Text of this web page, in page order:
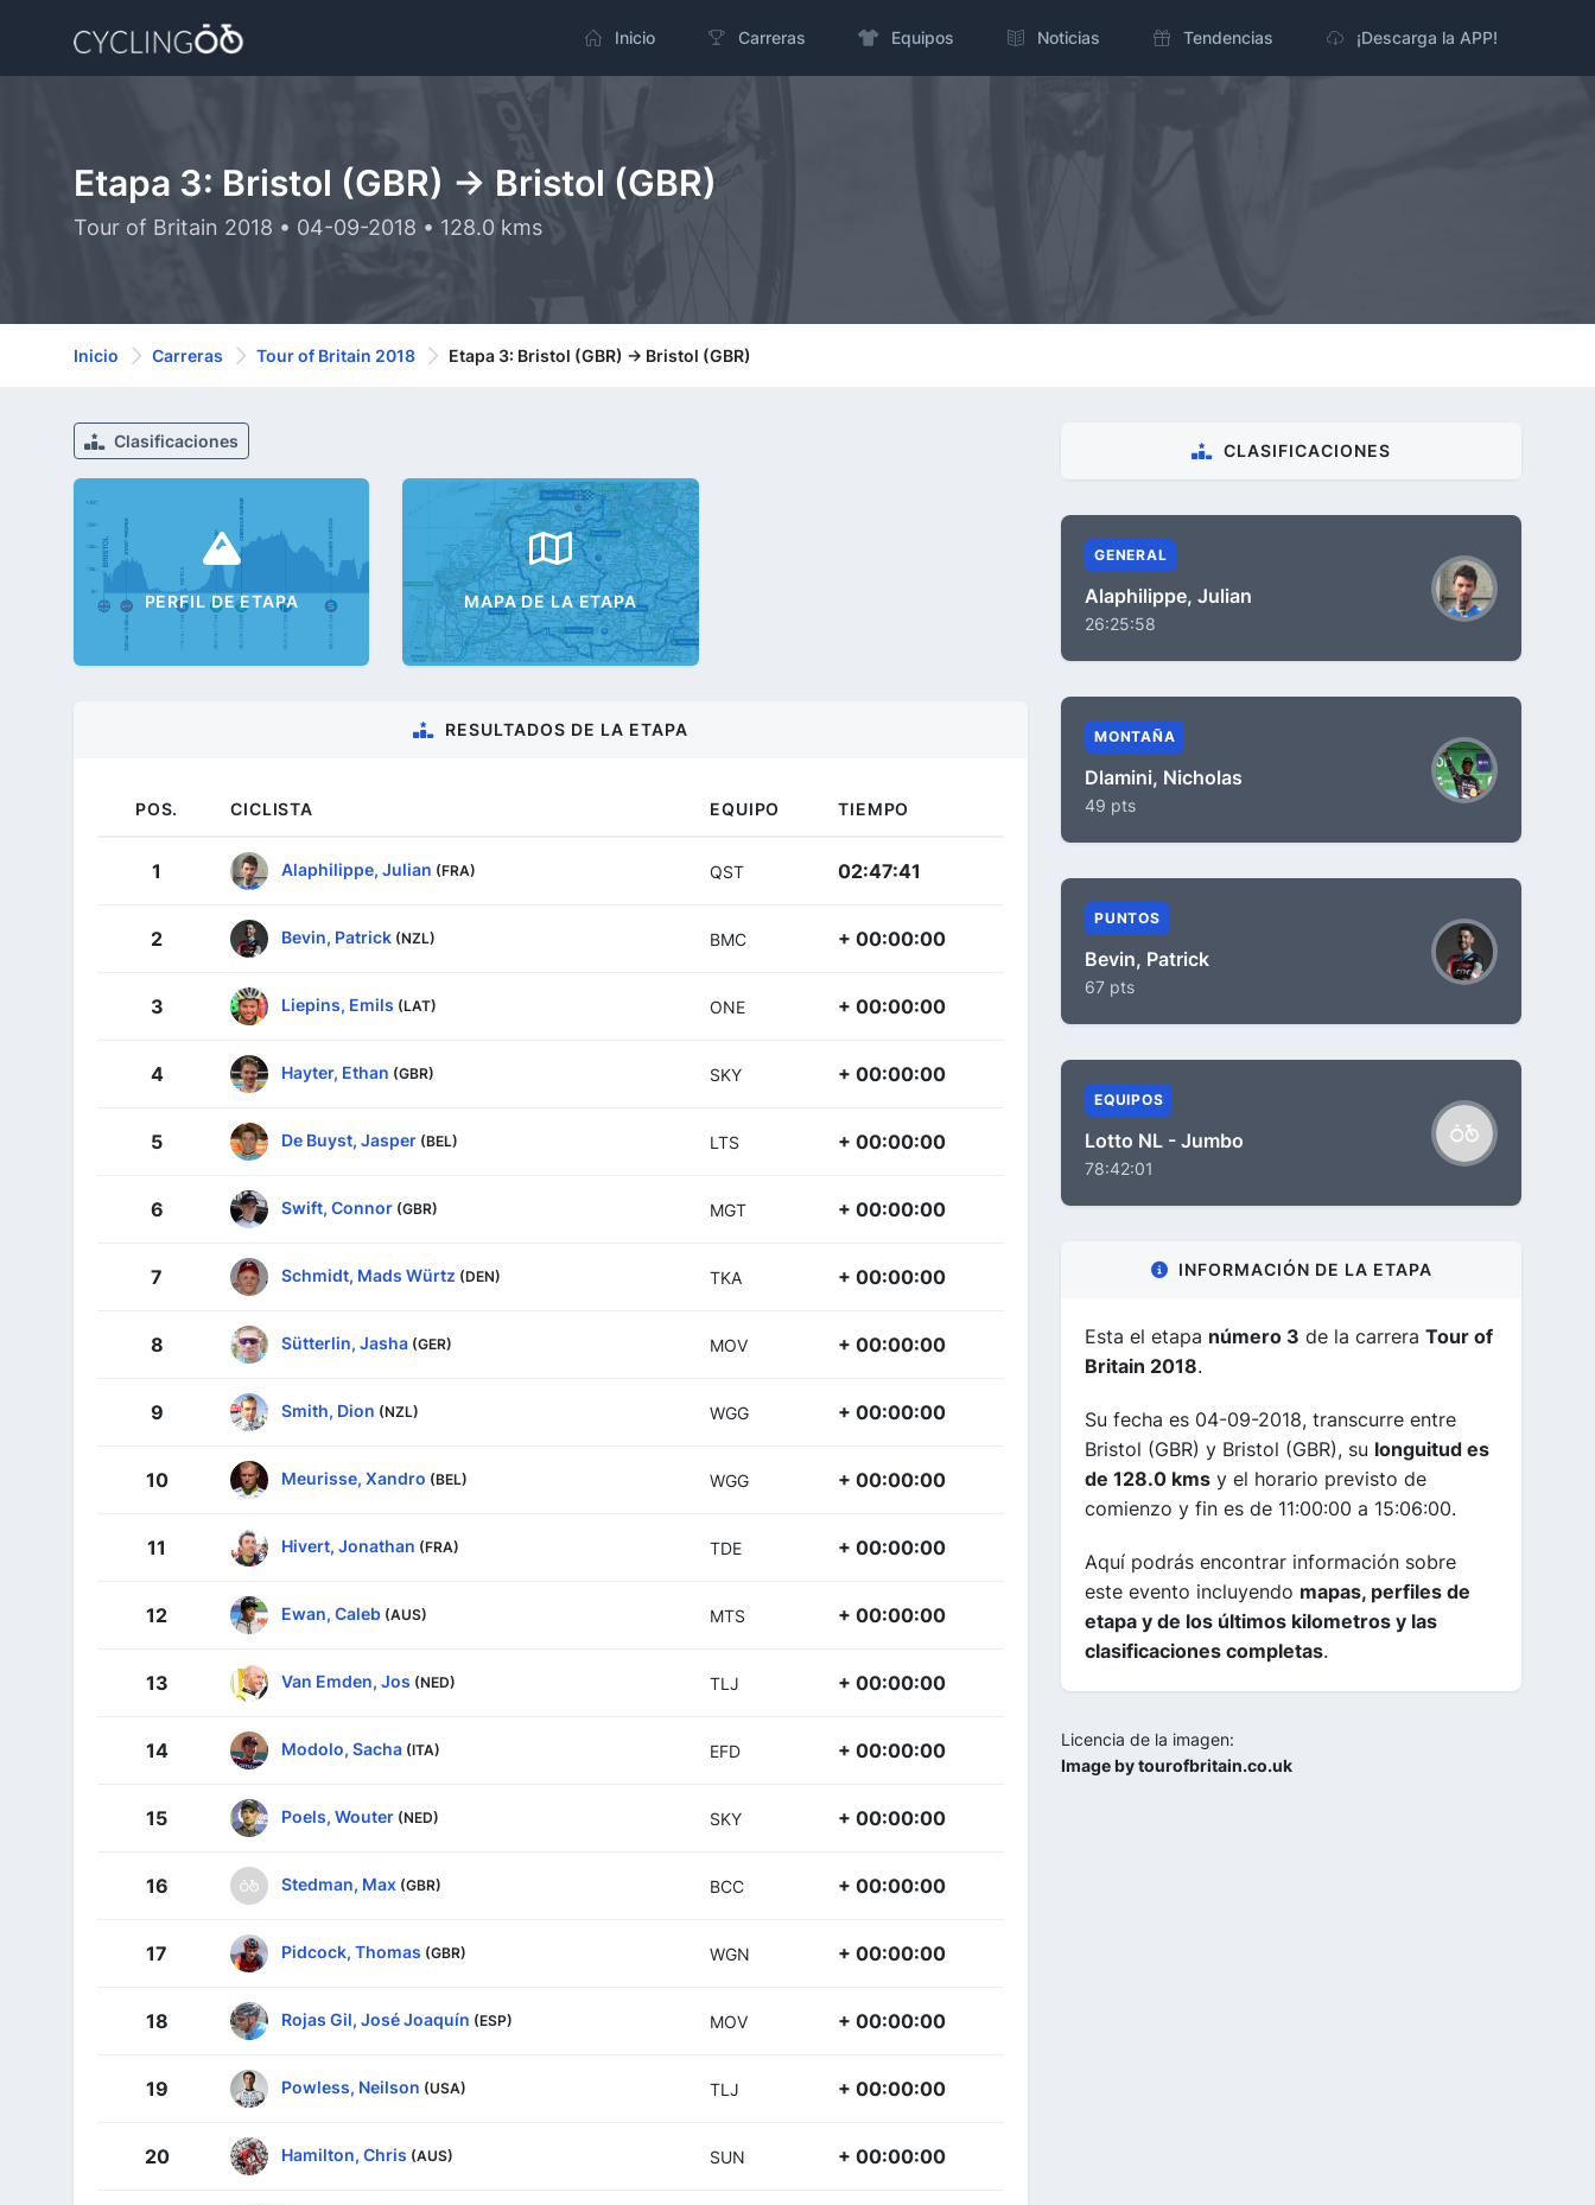
Inicio Carreras Equipos Noticias Tendencias ¡Descarga la APP!
Etapa 3: Bristol (GBR) -> Bristol (GBR)
Tour of Britain 2018 • 04-09-2018 • 128.0 kms
Inicio Carreras Tour of Britain 2018 Etapa 3: Bristol (GBR) -> Bristol (GBR)
Clasificaciones
PERFIL DE ETAPA MAPA DE LA ETAPA
RESULTADOS DE LA ETAPA
POS. CICLISTA EQUIPO TIEMPO
1 Alaphilippe, Julian (FRA) QST 02:47:41
2 Bevin, Patrick (NZL) BMC + 00:00:00
3 Liepins, Emils (LAT) ONE + 00:00:00
4 Hayter, Ethan (GBR) SKY + 00:00:00
5 De Buyst, Jasper (BEL) LTS + 00:00:00
6 Swift, Connor (GBR) MGT + 00:00:00
7 Schmidt, Mads Würtz (DEN) TKA + 00:00:00
8 Sütterlin, Jasha (GER) MOV + 00:00:00
9 Smith, Dion (NZL) WGG + 00:00:00
10 Meurisse, Xandro (BEL) WGG + 00:00:00
11 Hivert, Jonathan (FRA) TDE + 00:00:00
12 Ewan, Caleb (AUS) MTS + 00:00:00
13 Van Emden, Jos (NED) TLJ + 00:00:00
14 Modolo, Sacha (ITA) EFD + 00:00:00
15 Poels, Wouter (NED) SKY + 00:00:00
16 Stedman, Max (GBR) BCC + 00:00:00
17 Pidcock, Thomas (GBR) WGN + 00:00:00
18 Rojas Gil, José Joaquín (ESP) MOV + 00:00:00
19 Powless, Neilson (USA) TLJ + 00:00:00
20 Hamilton, Chris (AUS) SUN + 00:00:00
CLASIFICACIONES
GENERAL
Alaphilippe, Julian
26:25:58
MONTAÑA
Dlamini, Nicholas
49 pts
PUNTOS
Bevin, Patrick
67 pts
EQUIPOS
Lotto NL - Jumbo
78:42:01
INFORMACIÓN DE LA ETAPA
Esta el etapa número 3 de la carrera Tour of
Britain 2018.
Su fecha es 04-09-2018, transcurre entre
Bristol (GBR) y Bristol (GBR), su longuitud es
de 128.0 kms y el horario previsto de
comienzo y fin es de 11:00:00 a 15:06:00.
Aquí podrás encontrar información sobre
este evento incluyendo mapas, perfiles de
etapa y de los últimos kilometros y las
clasificaciones completas.
Licencia de la imagen:
Image by tourofbritain.co.uk